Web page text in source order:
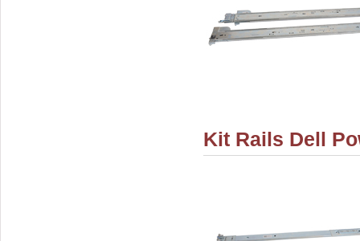
Kit Rails Dell